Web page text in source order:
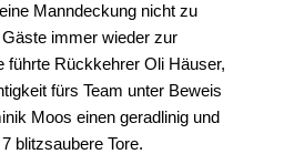
Manndeckung nicht zu
immer wieder zur
führte Rückkehrer Oli Häuser,
fürs Team unter Beweis
Moos einen geradlinig und
blitzsaubere Tore.